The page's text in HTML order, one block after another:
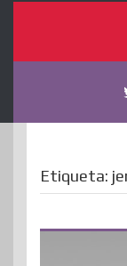
Etiqueta: